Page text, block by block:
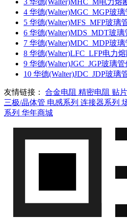
4 华德(Walter)MGC_MGP玻
5 华德(Walter)MFS_MFP玻璃
6 华德(Walter)MDS_MDT玻
7 华德(Walter)MDC_MDP玻
8 华德(Walter)LFC_LFP电力
9 华德(Walter)JGC_JGP玻璃
10 华德(Walter)JDC_JDP玻璃
友情链接： 合金电阻 精密电阻 贴
三极/晶体管 电感系列 连接器系列
系列 华年商城